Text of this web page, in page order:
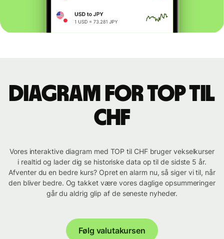
Diagram for TOP til
CHF
Vores interaktive diagram med TOP til CHF bruger vekselkurser
i realtid og lader dig se historiske data op til de sidste 5 år.
Afventer du en bedre kurs? Opret en alarm nu, så siger vi til, når
den bliver bedre. Og takket være vores daglige opsummeringer
går du aldrig glip af de seneste nyheder.
Følg valutakursen